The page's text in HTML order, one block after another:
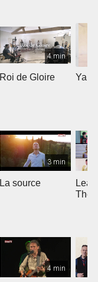
4 min
Roi de Gloire
3 min
La source
The
4 min